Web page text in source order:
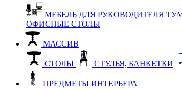
МЕБЕЛЬ ДЛЯ РУКОВОДИТЕЛЯ
ОФИСНЫЕ СТОЛЫ
МАССИВ
СТОЛЫ СТУЛЬЯ, БАНКЕТКИ
ПРЕДМЕТЫ ИНТЕРЬЕРА